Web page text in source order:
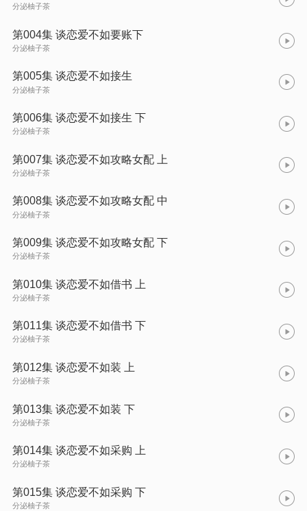
分泌柚子茶
第004集 谈恋爱不如要账下
分泌柚子茶
第005集 谈恋爱不如接生
分泌柚子茶
第006集 谈恋爱不如接生 下
分泌柚子茶
第007集 谈恋爱不如攻略女配 上
分泌柚子茶
第008集 谈恋爱不如攻略女配 中
分泌柚子茶
第009集 谈恋爱不如攻略女配 下
分泌柚子茶
第010集 谈恋爱不如借书 上
分泌柚子茶
第011集 谈恋爱不如借书 下
分泌柚子茶
第012集 谈恋爱不如装 上
分泌柚子茶
第013集 谈恋爱不如装 下
分泌柚子茶
第014集 谈恋爱不如采购 上
分泌柚子茶
第015集 谈恋爱不如采购 下
分泌柚子茶